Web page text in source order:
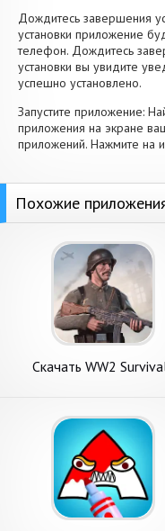
Дождитесь завершения
установки приложение
телефон. Дождитесь
установки вы увидите
успешно установлено.
Запустите приложение:
приложения на экране
приложений. Нажмите на
Похожие
Скачать WW2